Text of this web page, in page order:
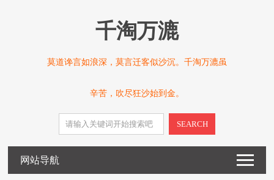
千淘万漉
莫道谗言如浪深，莫言迁客似沙沉。千淘万漉虽
辛苦，吹尽狂沙始到金。
SEARCH
网站导航